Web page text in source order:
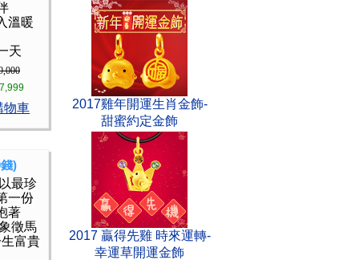
溫暖
天
物車
)
最珍
一份
著
徵馬
富貴
2017雞年開運生肖金飾-
甜蜜約定金飾
2017 贏得先雞 時來運轉-
幸運草開運金飾